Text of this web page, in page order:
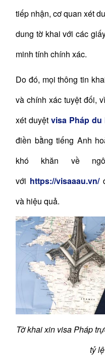
tiếp nhận, cơ quan xét
dung tờ khai với các
minh tính chính xác.
Do đó, mọi thông tin
và chính xác tuyệt đối,
xét duyệt visa Pháp du
điền bằng tiếng Anh
khó khăn về
với https://visaaau.vn/
và hiệu quả.
Tờ khai xin visa Pháp
tỷ